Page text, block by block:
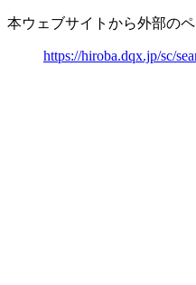
本ウェブサイトから外部の
https://hiroba.dqx.jp/sc/